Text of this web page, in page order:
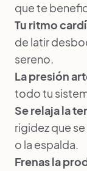
que te
Tu ritmo
de latir
sereno.
La presión
todo tu
Se relaja la
rigidez que
o la espalda.
Frenas la